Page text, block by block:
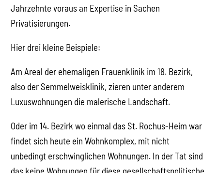
Jahrzehnte voraus an Expertise in Sachen
Privatisierungen.
Hier drei kleine Beispiele:
Am Areal der ehemaligen Frauenklinik im 18. Bezirk,
also der Semmelweisklinik, zieren unter anderem
Luxuswohnungen die malerische Landschaft.
Oder im 14. Bezirk wo einmal das St. Rochus-Heim war
findet sich heute ein Wohnkomplex, mit nicht
unbedingt erschwinglichen Wohnungen. In der Tat sind